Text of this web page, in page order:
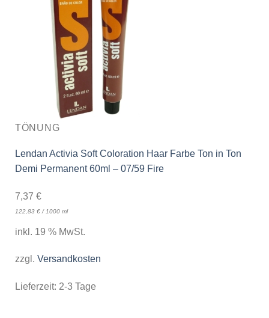
TÖNUNG
Lendan Activia Soft Coloration Haar Farbe Ton in Ton
Demi Permanent 60ml – 07/59 Fire
7,37 €
122,83 €/ 1000 ml
inkl. 19 % MwSt.
zzgl. Versandkosten
Lieferzeit: 2-3 Tage